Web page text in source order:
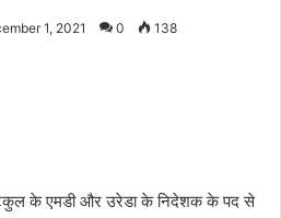
1, 2021 0 138
के एमडी और उरेडा के निदेशक के पद से